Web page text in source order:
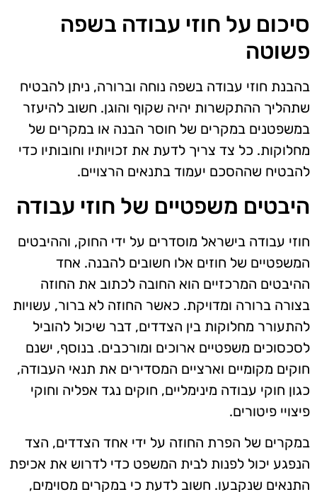
סיכום על חוזי עבודה בשפה
פשוטה
בהבנת חוזי עבודה בשפה נוחה וברורה, ניתן להבטיח
שתהליך ההתקשרות יהיה שקוף והוגן. חשוב להיעזר
במשפטנים במקרים של חוסר הבנה או במקרים של
מחלוקות. כל צד צריך לדעת את זכויותיו וחובותיו כדי
להבטיח שההסכם יעמוד בתנאים הרצויים.
היבטים משפטיים של חוזי עבודה
חוזי עבודה בישראל מוסדרים על ידי החוק, וההיבטים
המשפטיים של חוזים אלו חשובים להבנה. אחד
ההיבטים המרכזיים הוא החובה לכתוב את החוזה
בצורה ברורה ומדויקת. כאשר החוזה לא ברור, עשויות
להתעורר מחלוקות בין הצדדים, דבר שיכול להוביל
לסכסוכים משפטיים ארוכים ומורכבים. בנוסף, ישנם
חוקים מקומיים וארציים המסדירים את תנאי העבודה,
כגון חוקי עבודה מינימליים, חוקים נגד אפליה וחוקי
פיצויי פיטורים.
במקרים של הפרת החוזה על ידי אחד הצדדים, הצד
הנפגע יכול לפנות לבית המשפט כדי לדרוש את אכיפת
התנאים שנקבעו. חשוב לדעת כי במקרים מסוימים,